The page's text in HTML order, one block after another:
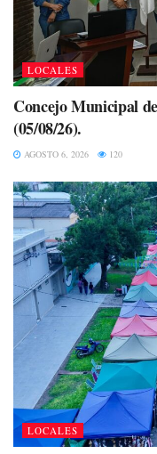
LOCALES
Concejo Municipal
(05/08/26).
AGOSTO 6, 2026 120
LOCALES